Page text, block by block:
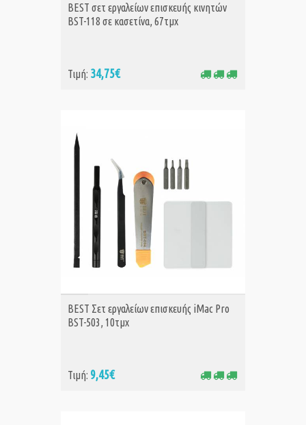
ΑΓΟΡΑ
BEST σετ εργαλείων επισκευής κινητών
BST-118 σε κασετίνα, 67τμχ
Τιμή: 34,75€
ΑΓΟΡΑ
BEST Σετ εργαλείων επισκευής iMac Pro
BST-503, 10τμχ
Τιμή: 9,45€